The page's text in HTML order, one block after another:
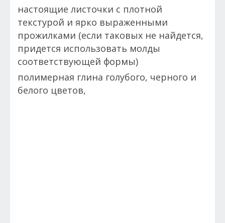
настоящие листочки с плотной
текстурой и ярко выраженными
прожилками (если таковых не найдется,
придется использовать молды
соответствующей формы)
полимерная глина голубого, черного и
белого цветов,